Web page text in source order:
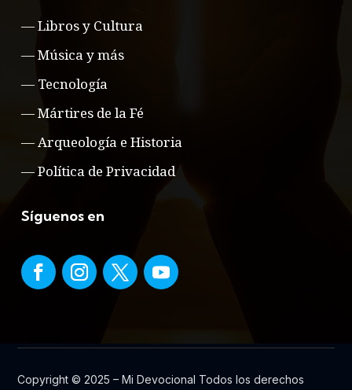
—Libros y Cultura
—Música y más
— Tecnología
—Mártires de la Fé
—Arqueología e Historia
—Política de Privacidad
Síguenos en
Copyright © 2025 – Mi Devocional Todos los derechos